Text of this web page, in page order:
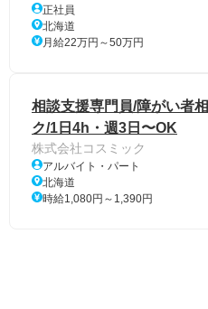
正社員
北海道
月給22万円～50万円
相談支援専門員/障がい者
ク/1日4h・週3日〜OK
株式会社コスミック
アルバイト・パート
北海道
時給1,080円～1,390円